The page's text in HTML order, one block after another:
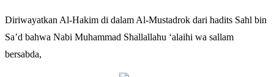
Diriwayatkan Al-Hakim di dalam Al-Mustadrok dari hadits Sahl bin
Sa’d bahwa Nabi Muhammad Shallallahu ‘alaihi wa sallam
bersabda,